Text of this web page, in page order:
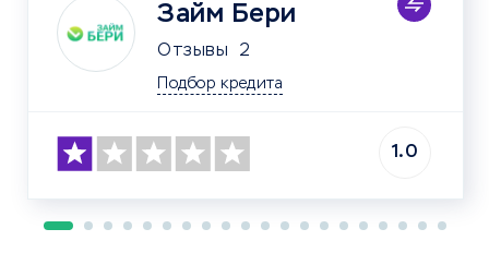
Займ Бери
Отзывы 2
Подбор кредита
1.0